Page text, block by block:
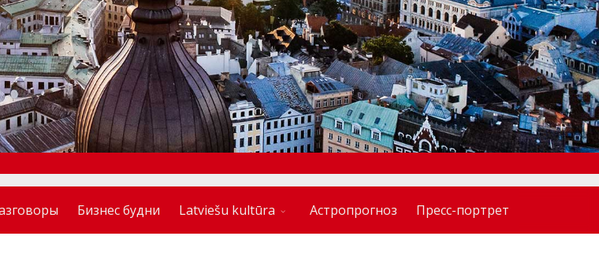
Бизнес будни Latviešu kultūra Астропрогноз Пресс-портрет